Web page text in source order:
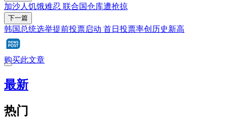
加沙人饥饿难忍 联合国仓库遭抢掠
下一篇
韩国总统选举提前投票启动 首日投票率创历史新高
购买此文章
最新
热门